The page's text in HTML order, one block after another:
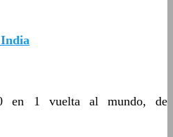
en 1 vuelta al mundo, de